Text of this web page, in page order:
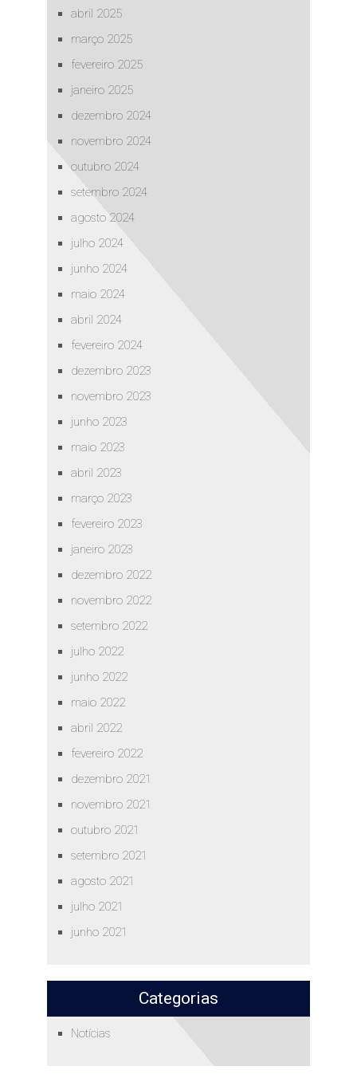
abril 2025
março 2025
fevereiro 2025
janeiro 2025
dezembro 2024
novembro 2024
outubro 2024
setembro 2024
agosto 2024
julho 2024
junho 2024
maio 2024
abril 2024
fevereiro 2024
dezembro 2023
novembro 2023
junho 2023
maio 2023
abril 2023
março 2023
fevereiro 2023
janeiro 2023
dezembro 2022
novembro 2022
setembro 2022
julho 2022
junho 2022
maio 2022
abril 2022
fevereiro 2022
dezembro 2021
novembro 2021
outubro 2021
setembro 2021
agosto 2021
julho 2021
junho 2021
Categorias
Notícias